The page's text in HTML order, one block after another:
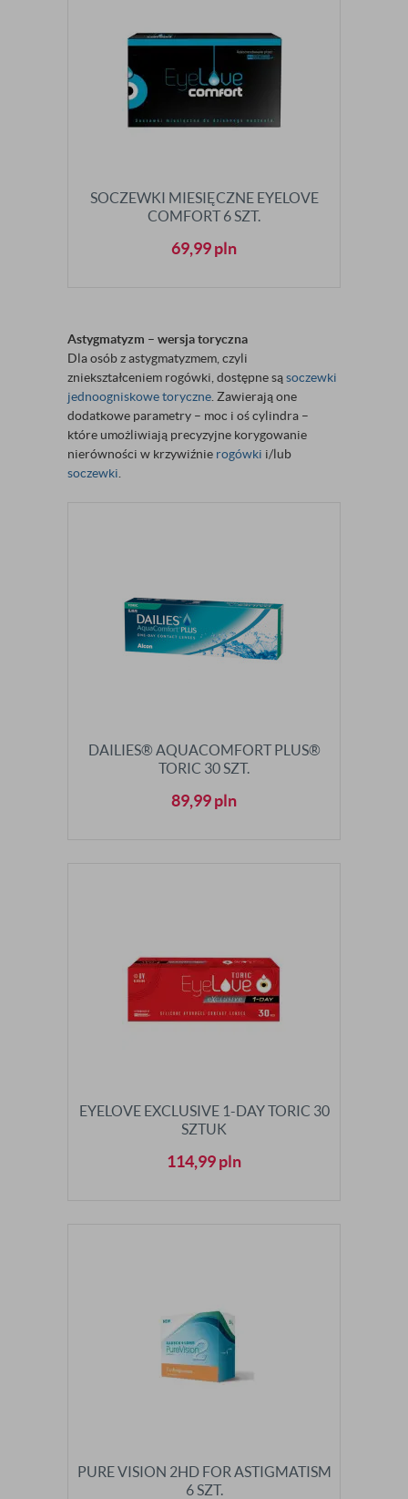
SOCZEWKI MIESIĘCZNE EYELOVE
COMFORT 6 SZT.
69,99pln
Astygmatyzm – wersja toryczna
Dla osób z astygmatyzmem, czyli
zniekształceniem rogówki, dostępne sąsoczewki
jednoogniskowe toryczne . Zawierają one
dodatkowe parametry – moc i oś cylindra –
które umożliwiają precyzyjne korygowanie
nierówności w krzywiźnie rogówki i/lub
soczewki
DAILIES® AQUACOMFORT PLUS®
TORIC 30 SZT.
89,99pln
EYELOVE EXCLUSIVE 1-DAY TORIC 30
SZTUK
114,99pln
PURE VISION 2HD FOR ASTIGMATISM
6 SZT.